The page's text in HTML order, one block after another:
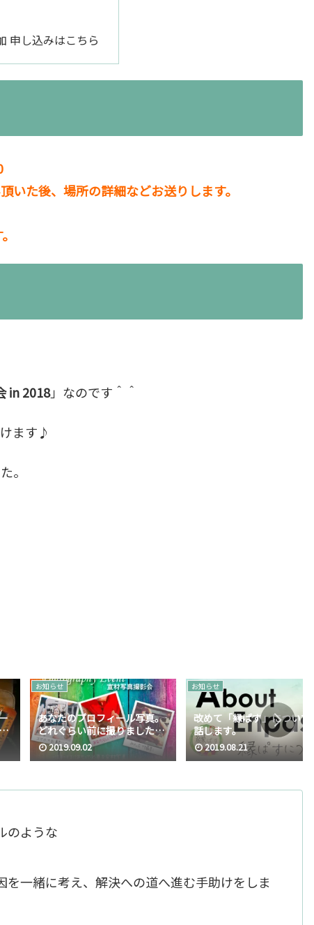
申し込みはこちら
た後、場所の詳細などお送りします。
in 2018」なのです＾＾
ます♪
。
お知らせ
あなたのプロフィール写真。
どれぐらい前に撮りました
か？2019.09.02
お知らせ
改めて「縁ぱす」についてお
話します。
2019.08.21
のような
一緒に考え、解決への道へ進む手助けをしま